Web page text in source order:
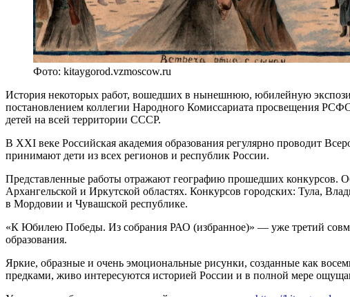
Фото: kitaygorod.vzmoscow.ru
История некоторых работ, вошедших в нынешнюю, юбилейную
постановлением коллегии Народного Комиссариата просвещения
детей на всей территории СССР.
В XXI веке Российская академия образования регулярно проводит
принимают дети из всех регионов и республик России.
Представленные работы отражают географию прошедших конкурсов.
Архангельской и Иркутской областях. Конкурсов городских: Тула,
в Мордовии и Чувашской республике.
«К Юбилею Победы. Из собрания РАО (избранное)» — уже третий
образования.
Яркие, образные и очень эмоциональные рисунки, созданные как
предками, живо интересуются историей России и в полной мере